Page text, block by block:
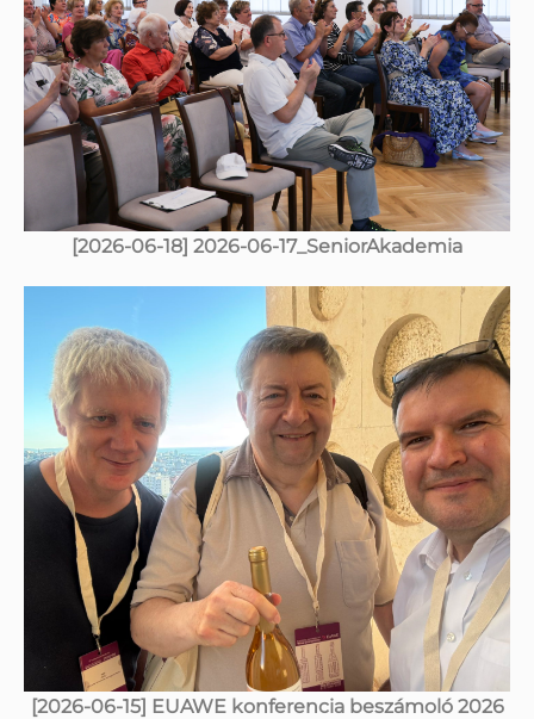
[2026-06-18] 2026-06-17_SeniorAkademia
[2026-06-15] EUAWE konferencia beszámoló 2026